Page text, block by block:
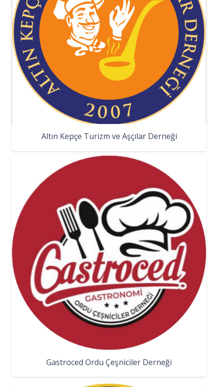
Altın Kepçe Turizm ve Aşçılar Derneği
Gastroced Ordu Çeşniciler Derneği